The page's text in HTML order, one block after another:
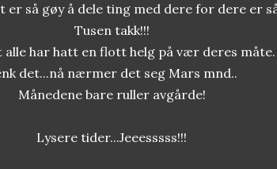
så gøy å dele ting med dere for dere er
Tusen takk!!!
alle har hatt en flott helg på vær deres måte.
det...nå nærmer det seg Mars mnd..
Månedene bare ruller avgårde!
Lysere tider...Jeeesssss!!!